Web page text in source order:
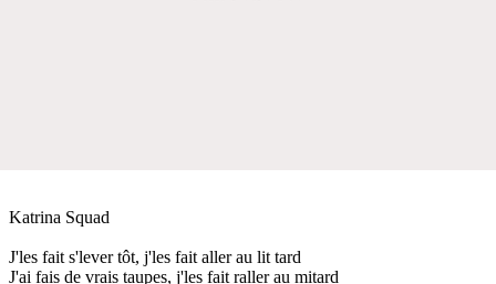
Katrina Squad
J'les fait s'lever tôt, j'les fait aller au lit tard
J'ai fais de vrais taupes, j'les fait raller au mitard